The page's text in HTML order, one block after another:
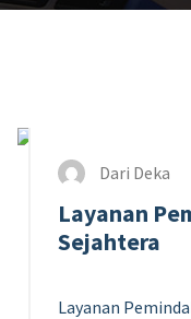
Dari Deka
Layanan
Sejahtera
Layanan